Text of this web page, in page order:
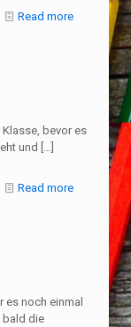
Read more
bevor es
und […]
Read more
noch einmal
bald die